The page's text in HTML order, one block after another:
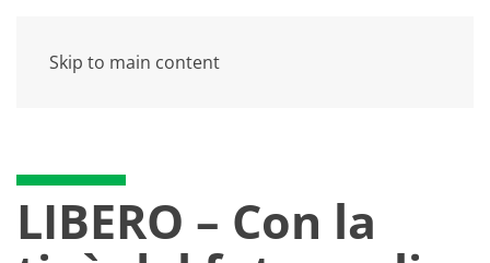
Skip to main content
LIBERO – Con la